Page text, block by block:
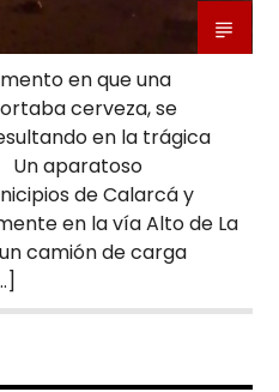
en que una
cerveza, se
en la trágica
aparatoso
de Calarcá y
en la vía Alto de La
camión de carga